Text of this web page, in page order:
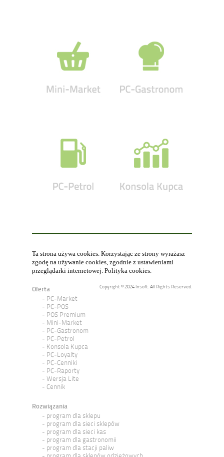
Ta strona używa cookies. Korzystając ze strony wyrażasz
zgodę na używanie cookies, zgodnie z ustawieniami
przeglądarki internetowej. Polityka cookies.
Copyright © 2024 Insoft. All Rights Reserved.
Oferta
PC-Market
PC-POS
POS Premium
Mini-Market
PC-Gastronom
PC-Petrol
Konsola Kupca
PC-Loyalty
PC-Cenniki
PC-Raporty
Wersja Lite
Cennik
Rozwiązania
program dla sklepu
program dla sieci sklepów
program dla sieci kas
program dla gastronomii
program dla stacji paliw